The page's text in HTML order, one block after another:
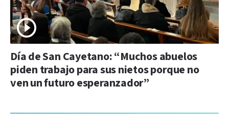
Día de San Cayetano: “Muchos abuelos
piden trabajo para sus nietos porque no
ven un futuro esperanzador”